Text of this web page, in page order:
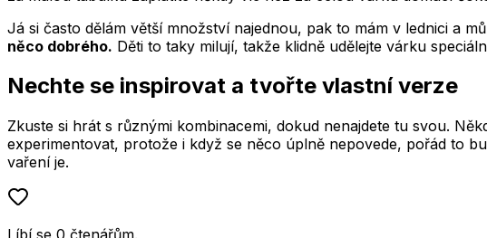
Já si často dělám větší množství najednou, pak to mám v lednici a
něco dobrého. Děti to taky milují, takže klidně udělejte várku
Nechte se inspirovat a tvořte vlastní verze
Zkuste si hrát s různými kombinacemi, dokud nenajdete tu svou.
experimentovat, protože i když se něco úplně nepovede, pořád to
vaření je.